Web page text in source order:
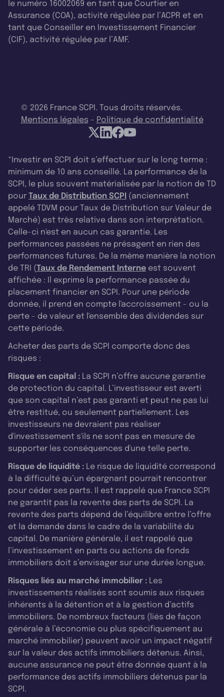
le numéro 16002069 en tant que Courtier en
Assurance (COA), activité régulée par l’ACPR et en
tant que Conseiller en Investissement Financier
(CIF), activité régulée par l’AMF.
© 2026 France SCPI. Tous droits réservés.
Mentions légales - Politique de confidentialité
*Investir en SCPI doit s’effectuer sur le long terme :
minimum de 10 ans conseillé. La performance de la
SCPI, le plus souvent matérialisée par la notion de TD
pour Taux de Distribution SCPI (anciennement
appelé TDVM pour Taux de Distribution sur Valeur de
Marché) est très relative dans son interprétation.
Celle-ci n'est en aucun cas garantie. Les
performances passées ne présagent en rien des
performances futures. De la même manière la notion
de TRI (Taux de Rendement Interne est souvent
affichée : Il exprime la performance passée du
placement financier en SCPI. Pour une période
donnée, il prend en compte l'accroissement - ou la
perte - de valeur et l'ensemble des dividendes sur
cette période.
Acheter des parts de SCPI comporte donc des
risques :
Risque en capital : La SCPI n’offre aucune garantie
de protection du capital. L’investisseur est averti
que son capital n’est pas garanti et peut ne pas lui
être restitué, ou seulement partiellement. Les
investisseurs ne devraient pas réaliser
d'investissement s'ils ne sont pas en mesure de
supporter les conséquences d'une telle perte.
Risque de liquidité : Le risque de liquidité correspond
à la difficulté qu’un épargnant pourrait rencontrer
pour céder ses parts. Il est rappelé que France SCPI
ne garantit pas la revente des parts de SCPI. La
revente des parts dépend de l’équilibre entre l’offre
et la demande dans le cadre de la variabilité du
capital. De manière générale, il est rappelé que
l’investissement en parts ou actions de fonds
immobiliers doit s’envisager sur une durée longue.
Risques liés au marché immobilier : Les
investissements réalisés sont soumis aux risques
inhérents à la détention et à la gestion d’actifs
immobiliers. De nombreux facteurs (liés de façon
générale à l’économie ou plus spécifiquement au
marché immobilier) peuvent avoir un impact négatif
sur la valeur des actifs immobiliers détenus. Ainsi,
aucune assurance ne peut être donnée quant à la
performance des actifs immobiliers détenus par la
SCPI.